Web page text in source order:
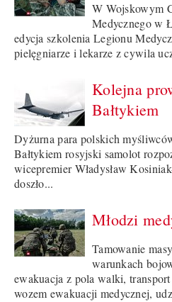
W Wojskowym
Medycznego w
edycja szkolenia Legionu
pielęgniarze i lekarze z cywila
Kolejna
Bałtykiem
Dyżurna para polskich
Bałtykiem rosyjski samolot
wicepremier Władysław
doszło...
Młodzi
Tamowanie
warunkach
ewakuacja z pola walki,
wozem ewakuacji medycznej,